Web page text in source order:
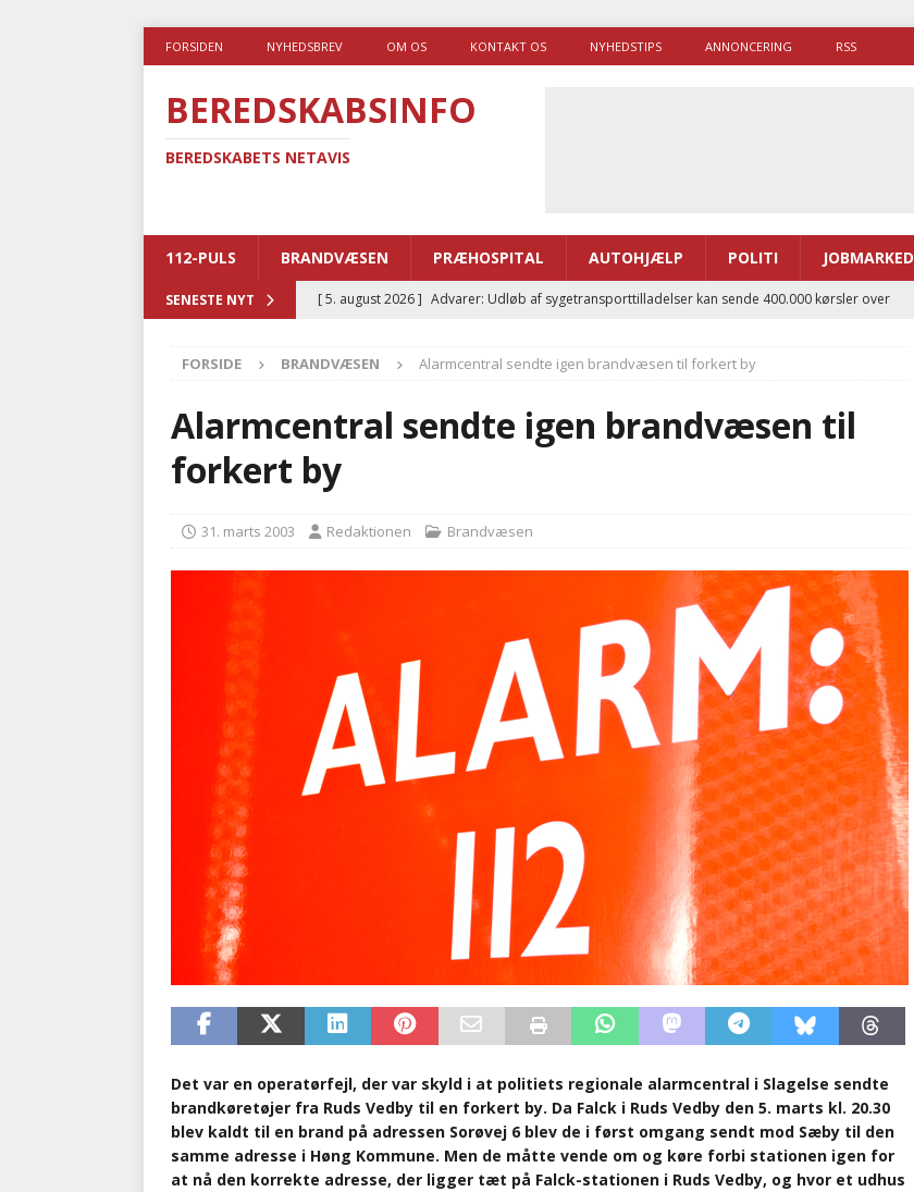
FORSIDEN NYHEDSBREV OM OS KONTAKT OS NYHEDSTIPS ANNONCERING RSS
BEREDSKABSINFO
BEREDSKABETS NETAVIS
112-PULS BRANDVÆSEN PRÆHOSPITAL AUTOHJÆLP POLITI JOBMARKED
SENESTE NYT [ 5. august 2026 ] Advarer: Udløb af sygetransporttilladelser kan sende 400.000 kørsler over
[ 5. august 2026 ] Ny ambulance og el-sygetransportvogn til Samsø
[ 4. august 2026 ]
Brandvæsenerne brugte lidt længere tid på at komme af sted i 2025
[ 4. august 2026 ]
POLITI
FORSIDE BRANDVÆSEN Alarmcentral sendte igen brandvæsen til forkert by
Alarmcentral sendte igen brandvæsen til
forkert by
31. marts 2003 Redaktionen Brandvæsen
Det var en operatørfejl, der var skyld i at politiets regionale alarmcentral i Slagelse sendte
brandkøretøjer fra Ruds Vedby til en forkert by. Da Falck i Ruds Vedby den 5. marts kl. 20.30
blev kaldt til en brand på adressen Sorøvej 6 blev de i først omgang sendt mod Sæby til den
samme adresse i Høng Kommune. Men de måtte vende om og køre forbi stationen igen for
at nå den korrekte adresse, der ligger tæt på Falck-stationen i Ruds Vedby, og hvor et udhus